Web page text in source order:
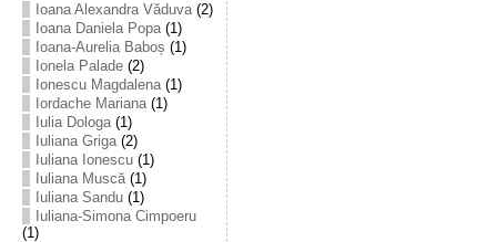
Ioana Alexandra Văduva(2)
Ioana Daniela Popa(1)
Ioana-Aurelia Baboș (1)
Ionela Palade(2)
Ionescu Magdalena(1)
Iordache Mariana(1)
Iulia Dologa(1)
Iuliana Griga(2)
Iuliana Ionescu(1)
Iuliana Muscă(1)
Iuliana Sandu(1)
Iuliana-Simona Cimpoeru
(1)